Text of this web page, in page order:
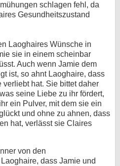
schlagen fehl, da
Gesundheitszustand
Laoghaires Wünsche in
sie in einem scheinbar
Auch wenn Jamie dem
ist, so ahnt Laoghaire, dass
hat. Sie bittet daher
seine Liebe zu ihr fördert,
ein Pulver, mit dem sie ein
und ohne zu ahnen, dass
hat, verlässt sie Claires
von den
dass Jamie und
Einstellungen
Ansicht